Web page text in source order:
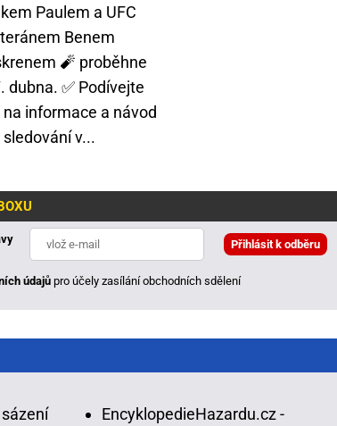
Paulem a UFC
Benem
🧨 proběhne
dubna. ✅ Podívejte
na informace a návod
sledování v...
údajů pro účely zasílání obchodních sdělení
EncyklopedieHazardu.cz -